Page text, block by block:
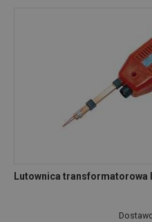
Lutownica transformatorowa l